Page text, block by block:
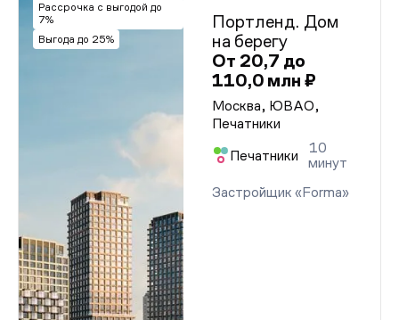
Рассрочка с выгодой до
7%
Выгода до 25%
Портленд. Дом
на берегу
От 20,7 до
110,0 млн ₽
Москва, ЮВАО,
Печатники
Печатники
10
минут
Застройщик «Forma»